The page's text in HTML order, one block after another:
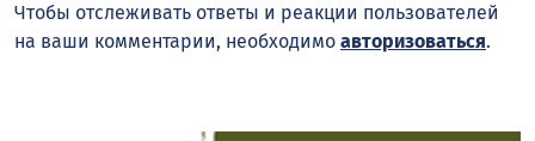
Чтобы отслеживать ответы и реакции пользователей
на ваши комментарии, необходимо авторизоваться.